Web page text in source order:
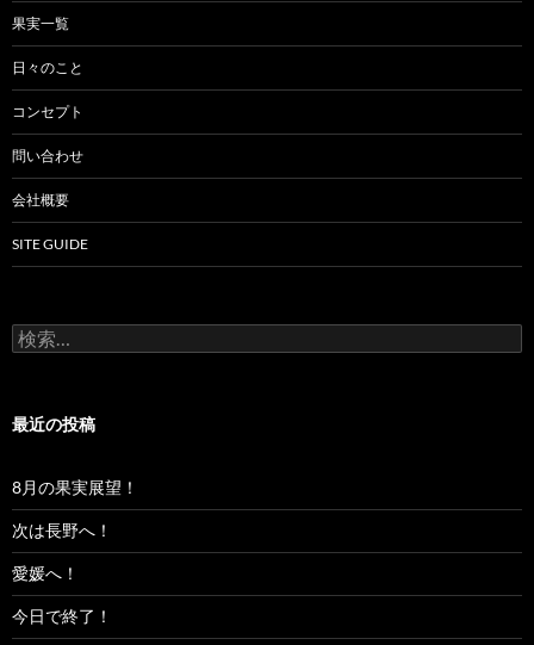
果実一覧
日々のこと
コンセプト
問い合わせ
会社概要
SITE GUIDE
検
索:
最近の投稿
8月の果実展望！
次は長野へ！
愛媛へ！
今日で終了！